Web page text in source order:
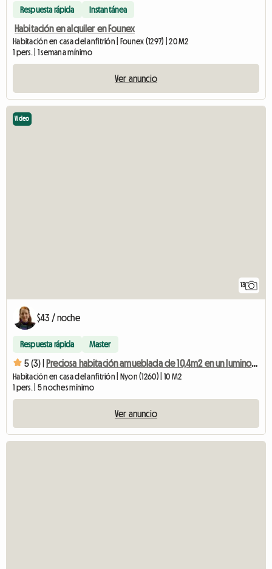
Respuesta rápida Instantánea
Habitación en alquiler en Founex
Habitación en casa del anfitrión | Founex (1297) | 20 M2
1 pers. | 1 semana mínimo
Ver anuncio
13
Video
$43 / noche
Respuesta rápida Master
5 (3) | Preciosa habitación amueblada de 10,4m2 en un luminoso piso de 71m2.
Habitación en casa del anfitrión | Nyon (1260) | 10 M2
1 pers. | 5 noches mínimo
Ver anuncio